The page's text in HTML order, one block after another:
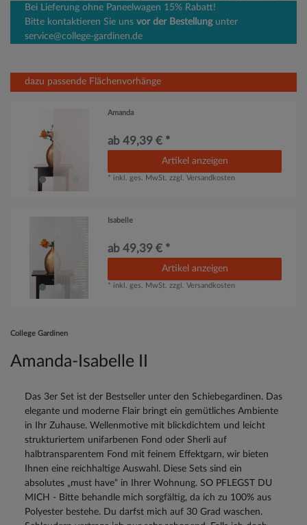
Bei Lieferung ohne Paneelwagen 15% Rabatt!
Bitte kontaktieren Sie uns vor der Bestellungunter
service@college-gardinen.de
dazu passende Flächenvorhänge
Amanda
ab 49,39 € *
Artikel anzeigen
* inkl. ges. MwSt. zzgl.Versandkosten
Isabelle
ab 49,39 € *
Artikel anzeigen
* inkl. ges. MwSt. zzgl.Versandkosten
College Gardinen
Amanda-Isabelle II
Das 3er Set ist der Bestseller unter den Schiebegardinen. Das
elegante und moderne Flair bringt ein gemütliches Ambiente
in Ihr Zuhause. Wellenmotive mit blickdichtem und leicht
strukturiertem unifarbenen Fond oder Sherli auf
halbtransparentem Fond mit feinem Effektgarn, wir bieten
Ihnen eine reichhaltige Auswahl. Diese Sets sind ein
absolutes „must have“ in Ihrer Wohnung. SO PFLEGST DU
MICH - Bitte behandle mich sorgfältig, da ich zu 100% aus
Polyester bestehe. Du darfst mich auf 30 Grad waschen.